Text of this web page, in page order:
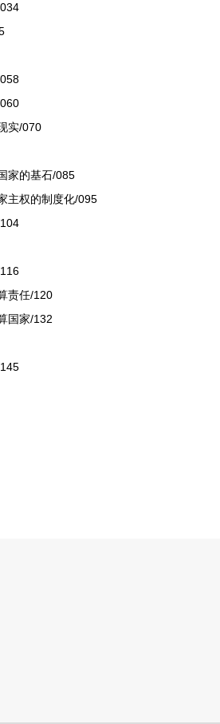
实/070
的基石/085
权的制度化/095
责任/120
国家/132